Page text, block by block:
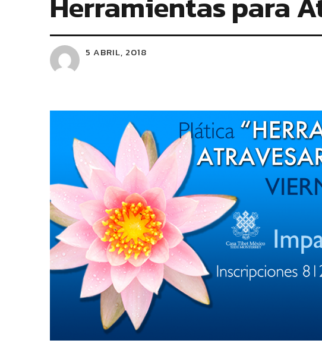
5 ABRIL, 2018